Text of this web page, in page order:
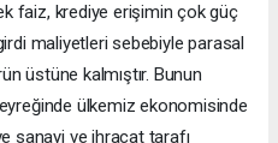
faiz, krediye erişimin çok güç
maliyetleri sebebiyle parasal
üstüne kalmıştır. Bunun
ülkemiz ekonomisinde
sanayi ve ihracat tarafı